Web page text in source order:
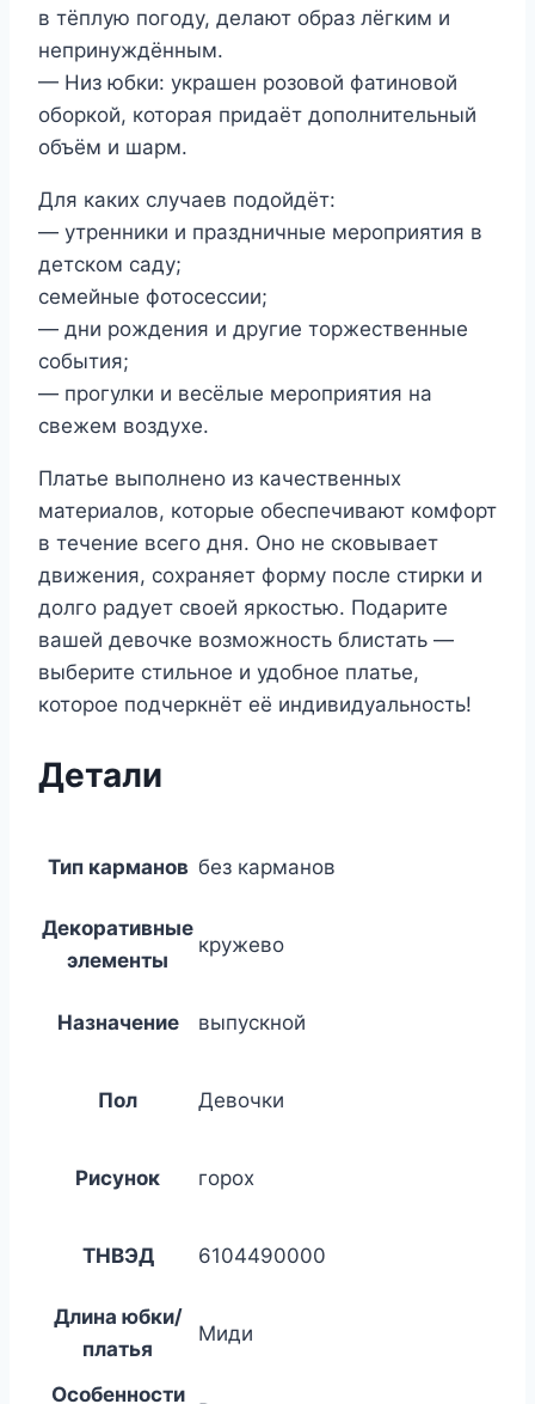
в тёплую погоду, делают образ лёгким и
непринуждённым.
— Низ юбки: украшен розовой фатиновой
оборкой, которая придаёт дополнительный
объём и шарм.
Для каких случаев подойдёт:
— утренники и праздничные мероприятия в
детском саду;
семейные фотосессии;
— дни рождения и другие торжественные
события;
— прогулки и весёлые мероприятия на
свежем воздухе.
Платье выполнено из качественных
материалов, которые обеспечивают комфорт
в течение всего дня. Оно не сковывает
движения, сохраняет форму после стирки и
долго радует своей яркостью. Подарите
вашей девочке возможность блистать —
выберите стильное и удобное платье,
которое подчеркнёт её индивидуальность!
Детали
Тип карманов без карманов
Декоративные
элементы
кружево
Назначение выпускной
Пол Девочки
Рисунок горох
ТНВЭД 6104490000
Длина юбки/
платья
Миди
Особенности